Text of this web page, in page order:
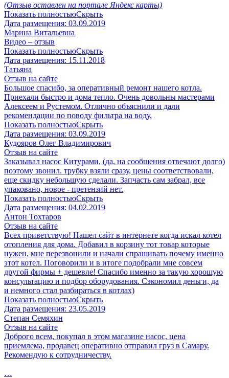
(Отзыв оставлен на портале Яндекс карты)
Показать полностьюСкрыть
Дата размещения: 03.09.2019
Марина Витальевна
Видео – отзыв
Показать полностьюСкрыть
Дата размещения: 15.11.2018
Татьяна
Отзыв на сайте
Большое спасибо, за оперативный ремонт нашего котла.
Приехали быстро и дома тепло. Очень довольны мастерами
Алексеем и Рустемом. Отлично объяснили и дали
рекомендации по поводу фильтра на воду.
Показать полностьюСкрыть
Дата размещения: 03.09.2019
Кудояров Олег Владимирович
Отзыв на сайте
Заказывал насос Китурами, (да, на сообщения отвечают долго)
поэтому звонил. трубку взяли сразу, цены соответствовали,
еще скидку небольшую сделали. Запчасть сам забрал, все
упаковано, новое - претензий нет.
Показать полностьюСкрыть
Дата размещения: 04.02.2019
Антон Тохтаров
Отзыв на сайте
Всех приветствую! Нашел сайт в интернете когда искал котел
отопления для дома. Добавил в корзину тот товар которые
нужен, мне перезвонили и начали спрашивать почему именно
этот котел. Поговорили и в итоге подобрали мне совсем
другой фирмы + дешевле! Спасибо именно за такую хорошую
консультацию и подбор оборудования. Сэкономил деньги, да
и немного стал разбираться в котлах)
Показать полностьюСкрыть
Дата размещения: 23.05.2019
Степан Семяхин
Отзыв на сайте
Доброго всем, покупал в этом магазине насос, цена
приемлема, продавец оперативно отправил груз в Самару.
Рекомендую к сотрудничеству.
…